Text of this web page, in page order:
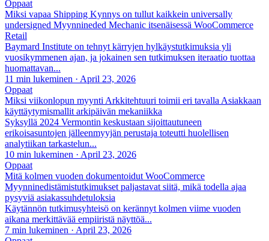
Oppaat
Miksi vapaa Shipping Kynnys on tullut kaikkein universally
undersigned Myynnineded Mechanic itsenäisessä WooCommerce
Retail
Baymard Institute on tehnyt kärryjen hylkäystutkimuksia yli
vuosikymmenen ajan, ja jokainen sen tutkimuksen iteraatio tuottaa
huomattavan...
11 min lukeminen · April 23, 2026
Oppaat
Miksi viikonlopun myynti Arkkitehtuuri toimii eri tavalla Asiakkaan
käyttäytymismallit arkipäivän mekaniikka
Syksyllä 2024 Vermontin keskustaan sijoittautuneen
erikoisasuntojen jälleenmyyjän perustaja toteutti huolellisen
analytiikan tarkastelun...
10 min lukeminen · April 23, 2026
Oppaat
Mitä kolmen vuoden dokumentoidut WooCommerce
Myynninedistämistutkimukset paljastavat siitä, mikä todella ajaa
pysyviä asiakassuhdetuloksia
Käytännön tutkimusyhteisö on kerännyt kolmen viime vuoden
aikana merkittävää empiiristä näyttöä...
7 min lukeminen · April 23, 2026